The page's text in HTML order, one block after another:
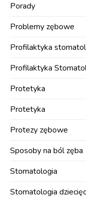
Porady
Problemy zębowe
Profilaktyka
Profilaktyka
Protetyka
Protetyka
Protezy zębowe
Sposoby na ból zęba
Stomatologia
Stomatologia